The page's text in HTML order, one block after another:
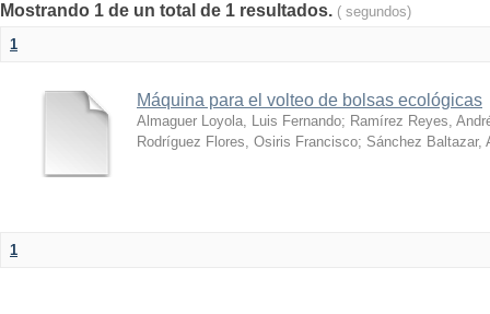
Mostrando 1 de un total de 1 resultados. ( segundos)
1
Máquina para el volteo de bolsas ecológicas
Almaguer Loyola, Luis Fernando; Ramírez Reyes,
Rodríguez Flores, Osiris Francisco; Sánchez Baltazar,
1